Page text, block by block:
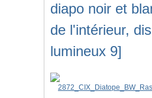
diapo noir et
de l'intérieur,
lumineux 9]